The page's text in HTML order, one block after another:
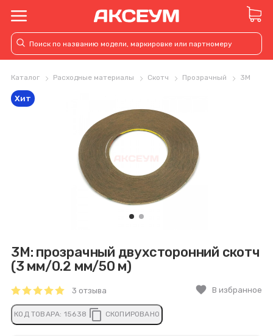
Каталог Расходные материалы Скотч Прозрачный 3M
3M: прозрачный двухсторонний скотч
(3 мм/0.2 мм/50 м)
3 отзыва favorite В избранное
КОД ТОВАРА: 15638 content_copy СКОПИРОВАНО
Хит